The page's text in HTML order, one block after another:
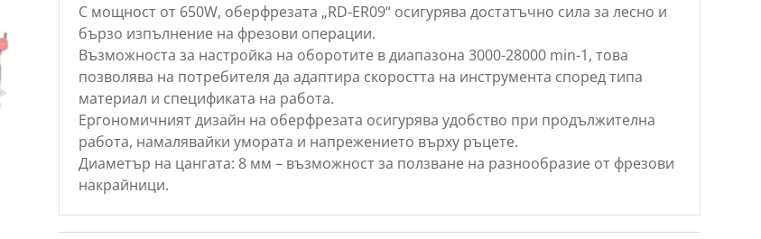
С мощност от 650W, оберфрезата „RD-ER09“ осигурява достатъчно сила за лесно и
бързо изпълнение на фрезови операции.
Възможноста за настройка на оборотите в диапазона 3000-28000 min-1, това
позволява на потребителя да адаптира скоростта на инструмента според типа
материал и спецификата на работа.
Ергономичният дизайн на оберфрезата осигурява удобство при продължителна
работа, намалявайки умората и напрежението върху ръцете.
Диаметър на цангата: 8 мм – възможност за ползване на разнообразие от фрезови
накрайници.